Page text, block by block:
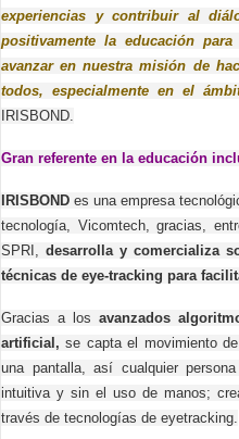
experiencias y contribuir al
positivamente la educación
avanzar en nuestra misión de
todos, especialmente en el
IRISBOND.
Gran referente en la educación
IRISBOND es una empresa
tecnología, Vicomtech, gracias,
SPRI, desarrolla y comercializa
técnicas de eye-tracking para
Gracias a los avanzados
artificial, se capta el movimiento
una pantalla, así cualquier
intuitiva y sin el uso de manos;
través de tecnologías de eyetracking.